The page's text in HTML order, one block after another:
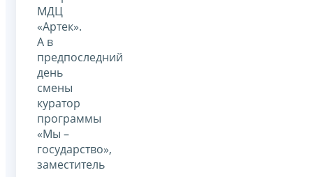
МДЦ
«Артек».
А в
предпоследний
день
смены
куратор
программы
«Мы –
государство»,
заместитель